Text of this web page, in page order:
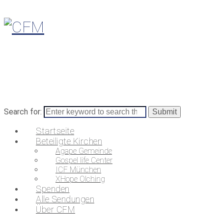
Search for:
Startseite
Beteiligte Kirchen
Agape Gemeinde
Gospel life Center
ICF München
XHope Olching
Spenden
Alle Sendungen
Über CFM